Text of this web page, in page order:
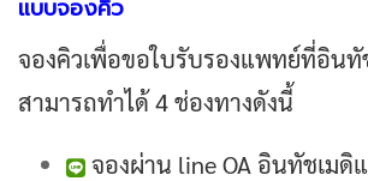
แบบจองคิว
จองคิวเพื่อขอใบรับรองแพทย์ที่อินทั
สามารถทำได้ 4 ช่องทางดังนี้
จองผ่าน line OA อินทัชเมดิ